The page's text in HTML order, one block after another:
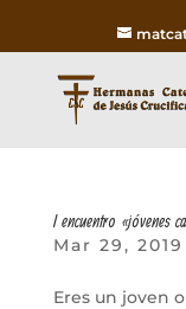
I encuentro «jóvenes
Mar 29, 2019
Eres un joven